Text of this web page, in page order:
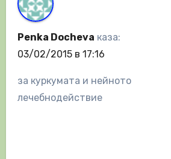
Penka Docheva каза:
03/02/2015 в 17:16
за куркумата и нейното
лечебнодействие